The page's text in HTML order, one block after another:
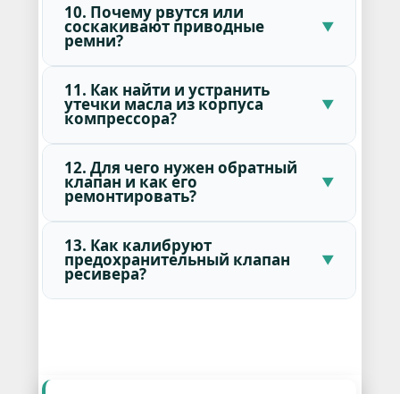
10. Почему рвутся или
соскакивают приводные
ремни?
11. Как найти и устранить
утечки масла из корпуса
компрессора?
12. Для чего нужен обратный
клапан и как его
ремонтировать?
13. Как калибруют
предохранительный клапан
ресивера?